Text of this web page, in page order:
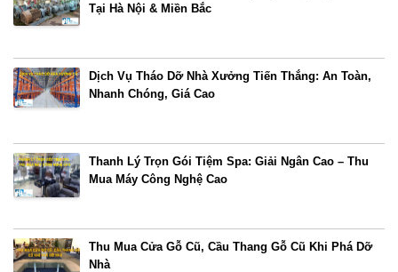
Tại Hà Nội & Miền Bắc
Dịch Vụ Tháo Dỡ Nhà Xưởng Tiến Thắng: An Toàn,
Nhanh Chóng, Giá Cao
Thanh Lý Trọn Gói Tiệm Spa: Giải Ngân Cao – Thu
Mua Máy Công Nghệ Cao
Thu Mua Cửa Gỗ Cũ, Cầu Thang Gỗ Cũ Khi Phá Dỡ
Nhà